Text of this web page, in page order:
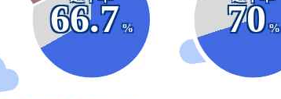
66.7
% 70
%